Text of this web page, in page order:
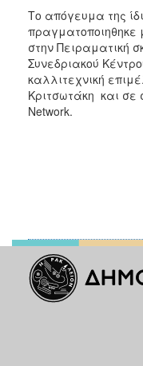
Το απόγευμα της
πραγματοποιηθηκε
στην Πειραματική
Συνεδριακού
καλλιτεχνική
Κριτσωτάκη και σε
Network.